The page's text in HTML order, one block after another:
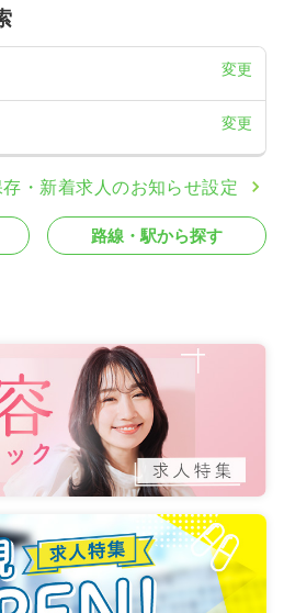
変更
変更
・新着求人のお知らせ設定
路線・駅から探す